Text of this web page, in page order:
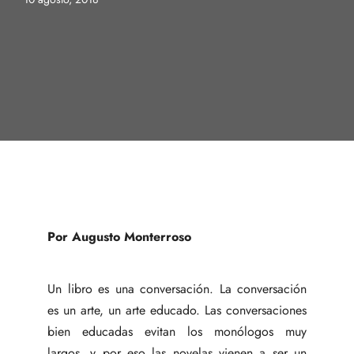
Por Augusto Monterroso
Un libro es una conversación. La conversación
es un arte, un arte educado. Las conversaciones
bien educadas evitan los monólogos muy